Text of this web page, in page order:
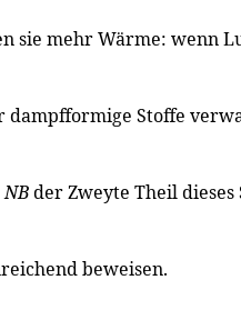
sie mehr Wärme: wenn
dampfformige Stoffe
NBder Zweyte Theil dieses
beweisen.